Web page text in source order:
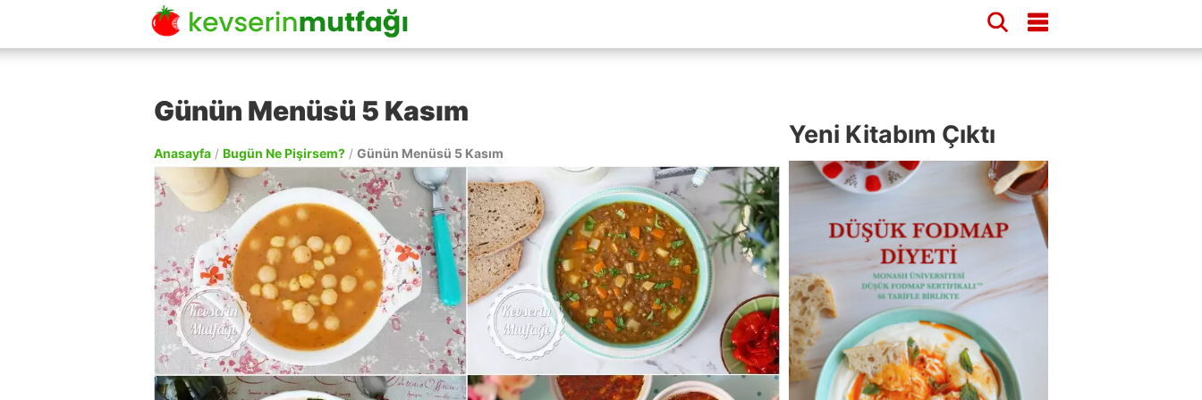
Günün Menüsü 5 Kasım
Anasayfa / Bugün Ne Pişirsem? / Günün Menüsü 5 Kasım
Yeni Kitabım Çıktı